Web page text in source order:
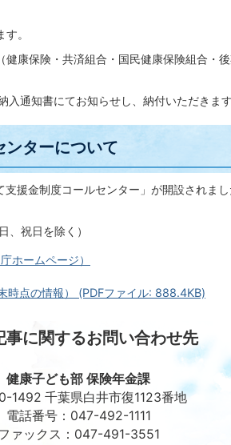
。
康保険・共済組合・国民健康保険組合・
通知書にてお知らせし、納付いただきます
ターについて
援金制度コールセンター」が開設されまし
祝日を除く）
ホームページ）
時点の情報） (PDFファイル: 888.4KB)
事に関するお問い合わせ先
健康子ども部 保険年金課
1492 千葉県白井市復1123番地
電話番号：047-492-1111
ァックス：047-491-3551